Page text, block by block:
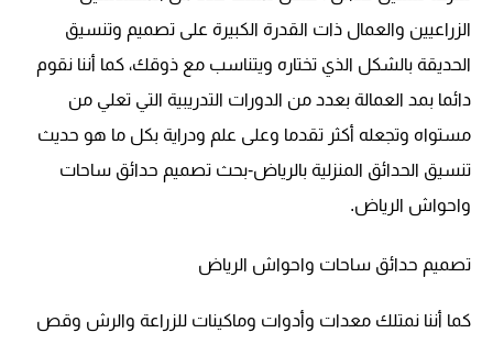
الزراعيين والعمال ذات القدرة الكبيرة على تصميم وتنسيق
الحديقة بالشكل الذي تختاره ويتناسب مع ذوقك، كما أننا نقوم
دائما بمد العمالة بعدد من الدورات التدريبية التي تعلي من
مستواه وتجعله أكثر تقدما وعلى علم ودراية بكل ما هو حديث
تنسيق الحدائق المنزلية بالرياض-بحث تصميم حدائق ساحات
واحواش الرياض.
تصميم حدائق ساحات واحواش الرياض
كما أننا نمتلك معدات وأدوات وماكينات للزراعة والرش وقص